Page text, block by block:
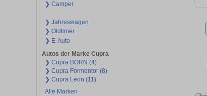
❯ Camper
❯ Jahreswagen
❯ Oldtimer
❯ E-Auto
Autos der Marke Cupra
❯ Cupra BORN (4)
❯ Cupra Formentor (8)
❯ Cupra Leon (11)
Alle Marken